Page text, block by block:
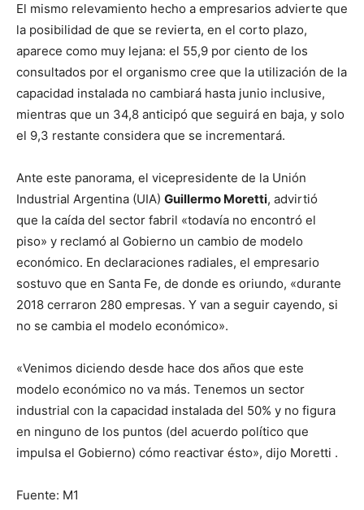
El mismo relevamiento hecho a empresarios advierte que
la posibilidad de que se revierta, en el corto plazo,
aparece como muy lejana: el 55,9 por ciento de los
consultados por el organismo cree que la utilización de la
capacidad instalada no cambiará hasta junio inclusive,
mientras que un 34,8 anticipó que seguirá en baja, y solo
el 9,3 restante considera que se incrementará.
Ante este panorama, el vicepresidente de la Unión
Industrial Argentina (UIA) Guillermo Moretti, advirtió
que la caída del sector fabril «todavía no encontró el
piso» y reclamó al Gobierno un cambio de modelo
económico. En declaraciones radiales, el empresario
sostuvo que en Santa Fe, de donde es oriundo, «durante
2018 cerraron 280 empresas. Y van a seguir cayendo, si
no se cambia el modelo económico».
«Venimos diciendo desde hace dos años que este
modelo económico no va más. Tenemos un sector
industrial con la capacidad instalada del 50% y no figura
en ninguno de los puntos (del acuerdo político que
impulsa el Gobierno) cómo reactivar ésto», dijo Moretti .
Fuente: M1